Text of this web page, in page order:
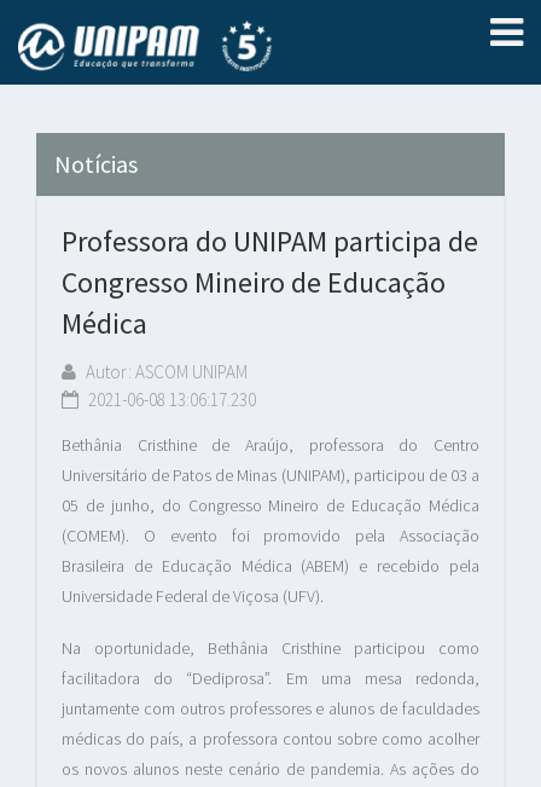
Notícias
Professora do UNIPAM participa de
Congresso Mineiro de Educação
Médica
Autor: ASCOM UNIPAM
2021-06-08 13:06:17.230
Bethânia Cristhine de Araújo, professora do Centro
Universitário de Patos de Minas (UNIPAM), participou de 03 a
05 de junho, do Congresso Mineiro de Educação Médica
(COMEM). O evento foi promovido pela Associação
Brasileira de Educação Médica (ABEM) e recebido pela
Universidade Federal de Viçosa (UFV).
Na oportunidade, Bethânia Cristhine participou como
facilitadora do “Dediprosa”. Em uma mesa redonda,
juntamente com outros professores e alunos de faculdades
médicas do país, a professora contou sobre como acolher
os novos alunos neste cenário de pandemia. As ações do